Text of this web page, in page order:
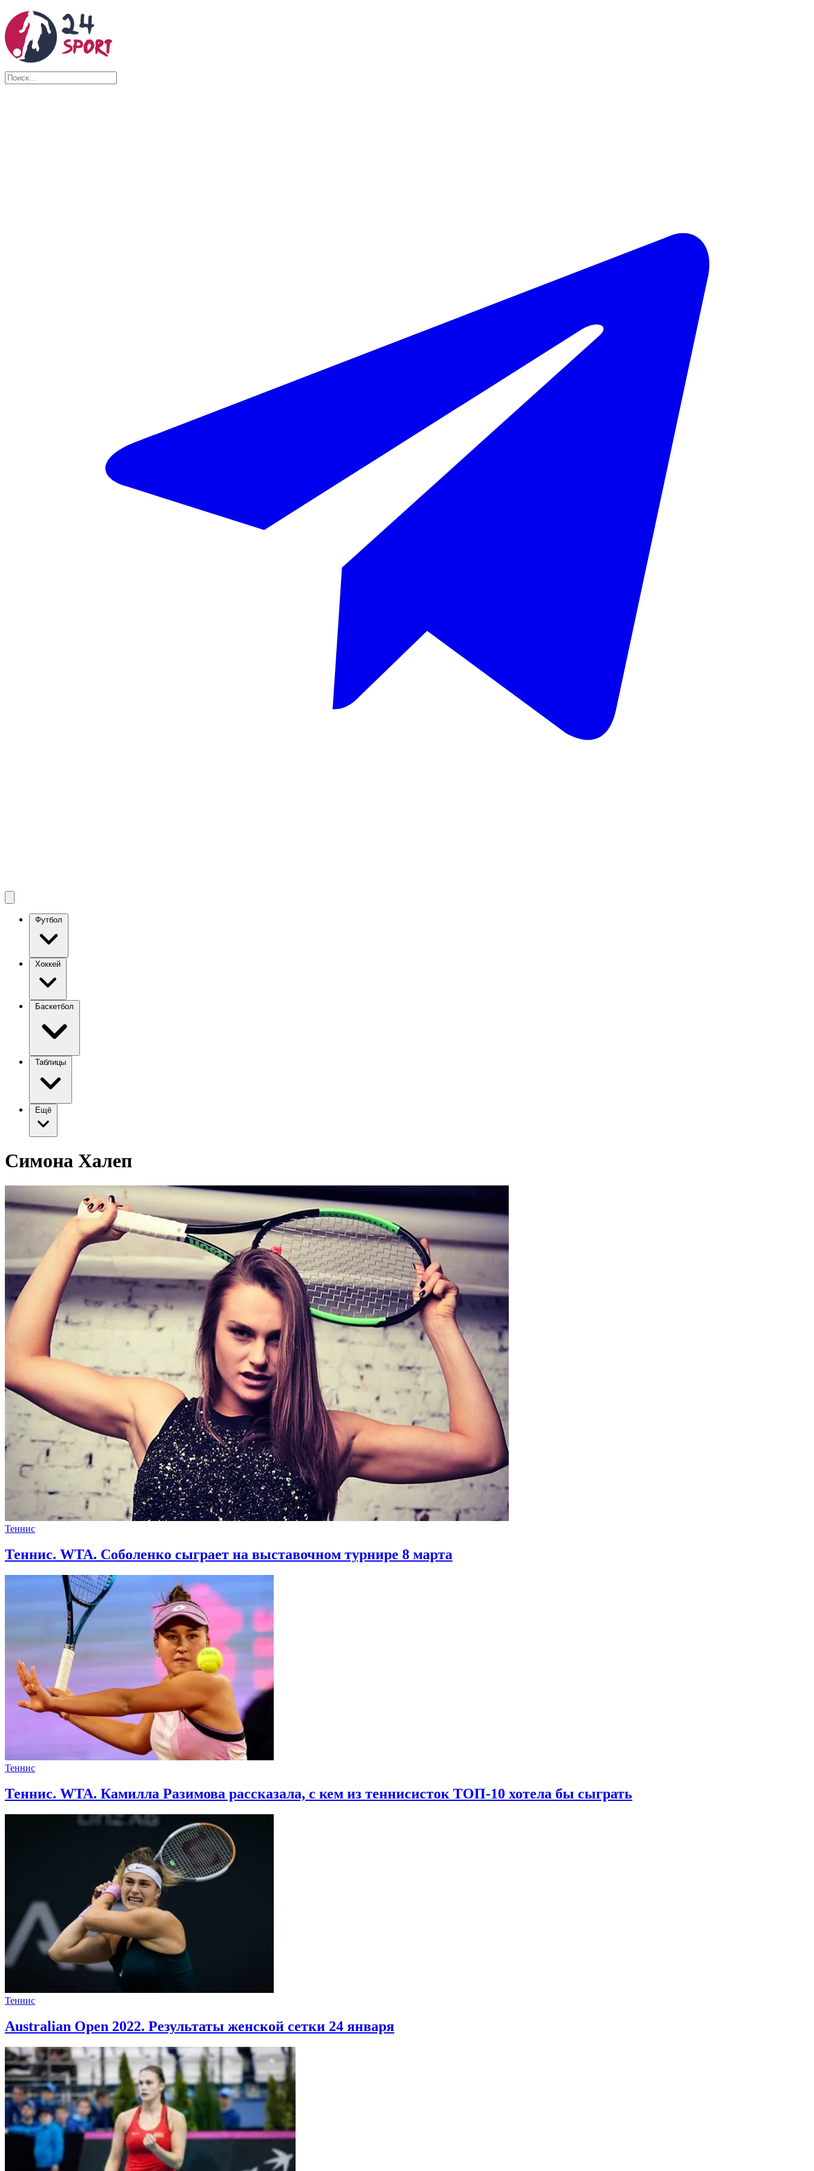
Футбол
Хоккей
Баскетбол
Таблицы
Ещё
Симона Халеп
Теннис
Теннис. WTA. Соболенко сыграет на выставочном турнире 8 марта
Теннис
Теннис. WTA. Камилла Разимова рассказала, с кем из теннисисток ТОП-10 хотела бы сыграть
Теннис
Australian Open 2022. Результаты женской сетки 24 января